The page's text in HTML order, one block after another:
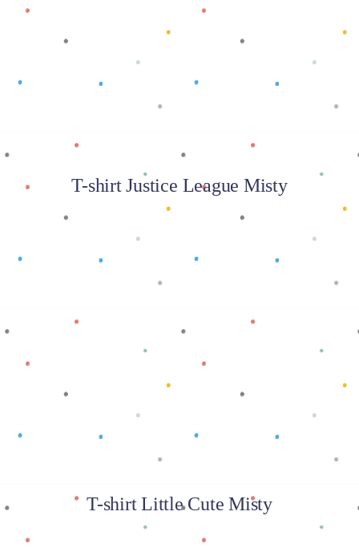
Baca selengkapnya
T-shirt Justice League Misty
Baca selengkapnya
T-shirt Little Cute Misty